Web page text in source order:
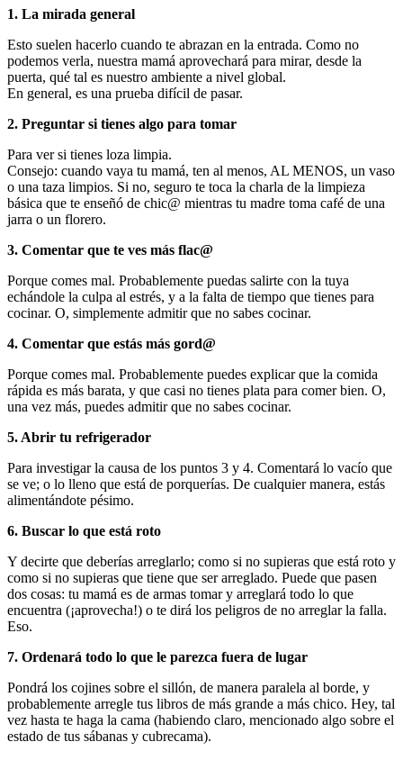
1. La mirada general
Esto suelen hacerlo cuando te abrazan en la entrada. Como no
podemos verla, nuestra mamá aprovechará para mirar, desde la
puerta, qué tal es nuestro ambiente a nivel global.
En general, es una prueba difícil de pasar.
2. Preguntar si tienes algo para tomar
Para ver si tienes loza limpia.
Consejo: cuando vaya tu mamá, ten al menos, AL MENOS, un vaso
o una taza limpios. Si no, seguro te toca la charla de la limpieza
básica que te enseñó de chic@ mientras tu madre toma café de una
jarra o un florero.
3. Comentar que te ves más flac@
Porque comes mal. Probablemente puedas salirte con la tuya
echándole la culpa al estrés, y a la falta de tiempo que tienes para
cocinar. O, simplemente admitir que no sabes cocinar.
4. Comentar que estás más gord@
Porque comes mal. Probablemente puedes explicar que la comida
rápida es más barata, y que casi no tienes plata para comer bien. O,
una vez más, puedes admitir que no sabes cocinar.
5. Abrir tu refrigerador
Para investigar la causa de los puntos 3 y 4. Comentará lo vacío que
se ve; o lo lleno que está de porquerías. De cualquier manera, estás
alimentándote pésimo.
6. Buscar lo que está roto
Y decirte que deberías arreglarlo; como si no supieras que está roto y
como si no supieras que tiene que ser arreglado. Puede que pasen
dos cosas: tu mamá es de armas tomar y arreglará todo lo que
encuentra (¡aprovecha!) o te dirá los peligros de no arreglar la falla.
Eso.
7. Ordenará todo lo que le parezca fuera de lugar
Pondrá los cojines sobre el sillón, de manera paralela al borde, y
probablemente arregle tus libros de más grande a más chico. Hey, tal
vez hasta te haga la cama (habiendo claro, mencionado algo sobre el
estado de tus sábanas y cubrecama).